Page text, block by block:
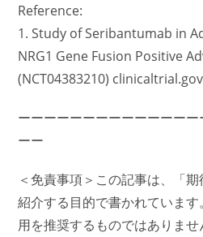
Reference:
1. Study of Seribantumab in
NRG1 Gene Fusion Positive
(NCT04383210) clinicaltrial.gov
ーーーーーーーーーーーーー
ーー
＜免責事項＞この記事は、「
紹介する目的で書かれていま
用を推奨するものではありま